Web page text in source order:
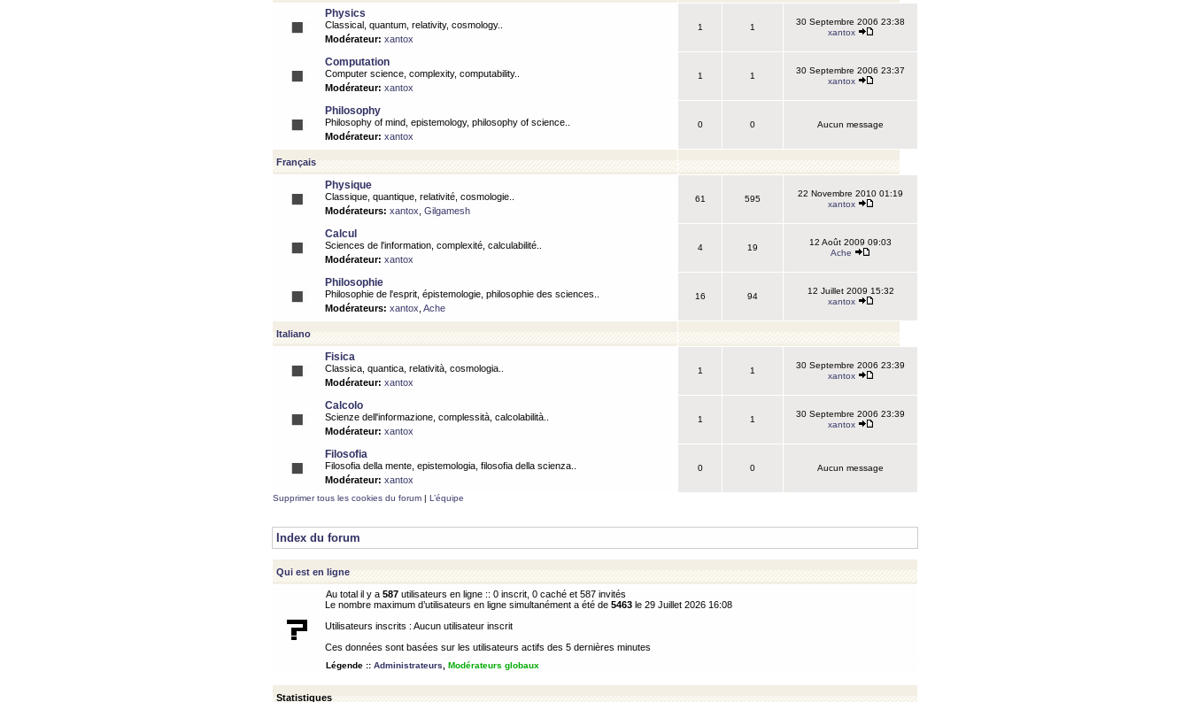
Physics
Classical, quantum, relativity, cosmology..
Modérateur: xantox
1 1
30 Septembre 2006 23:38
xantox
Computation
Computer science, complexity, computability..
Modérateur: xantox
1 1
30 Septembre 2006 23:37
xantox
Philosophy
Philosophy of mind, epistemology, philosophy of science..
Modérateur: xantox
0 0 Aucun message
Français
Physique
Classique, quantique, relativité, cosmologie..
Modérateurs: xantox Gilgamesh
61 595
22 Novembre 2010 01:19
xantox
Calcul
Sciences de l'information, complexité, calculabilité..
Modérateur: xantox
4 19
12 Août 2009 09:03
Ache
Philosophie
Philosophie de l'esprit, épistemologie, philosophie des sciences..
Modérateurs: xantox Ache
16 94
12 Juillet 2009 15:32
xantox
Italiano
Fisica
Classica, quantica, relatività, cosmologia..
Modérateur: xantox
1 1
30 Septembre 2006 23:39
xantox
Calcolo
Scienze dell'informazione, complessità, calcolabilità..
Modérateur: xantox
1 1
30 Septembre 2006 23:39
xantox
Filosofia
Filosofia della mente, epistemologia, filosofia della scienza..
Modérateur: xantox
0 0 Aucun message
Supprimer tous les cookies du forum | L’équipe
Index du forum
Qui est en ligne
Au total il y a 587 utilisateurs en ligne :: 0 inscrit, 0 caché et 587 invités
Le nombre maximum d’utilisateurs en ligne simultanément a été de 5463 le 29 Juillet 2026 16:08
Utilisateurs inscrits : Aucun utilisateur inscrit
Ces données sont basées sur les utilisateurs actifs des 5 dernières minutes
Légende :: Administrateurs Modérateurs globaux
Statistiques